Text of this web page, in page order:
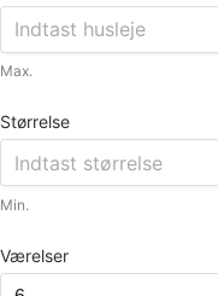
Max.
Størrelse
Min.
Værelser